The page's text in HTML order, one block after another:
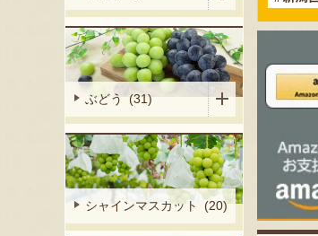
ぶどう (31)
シャインマスカット (20)